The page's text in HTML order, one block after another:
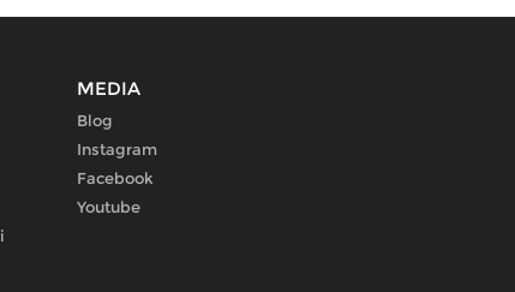
MEDIA
Blog
Instagram
Facebook
Youtube